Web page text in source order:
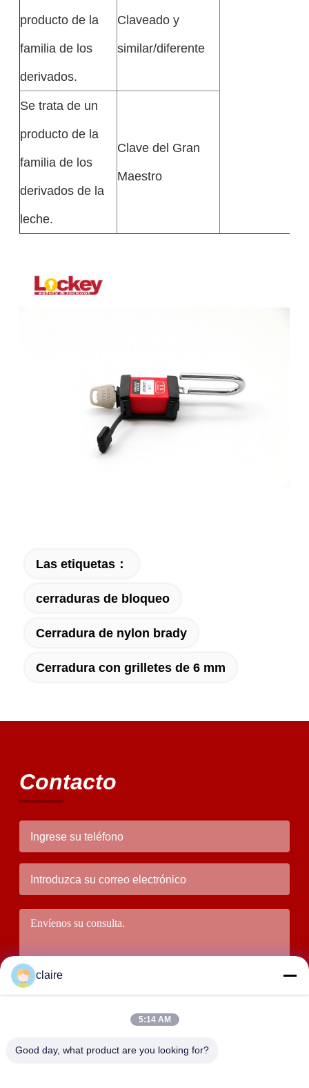
producto de la
familia de los
derivados.
Claveado y
similar/diferente
Se trata de un
producto de la
familia de los
derivados de la
leche.
Clave del Gran
Maestro
Las etiquetas：
cerraduras de bloqueo
Cerradura de nylon brady
Cerradura con grilletes de 6 mm
Contacto
Someta
claire
5:14 AM
Good day, what product are you looking for?